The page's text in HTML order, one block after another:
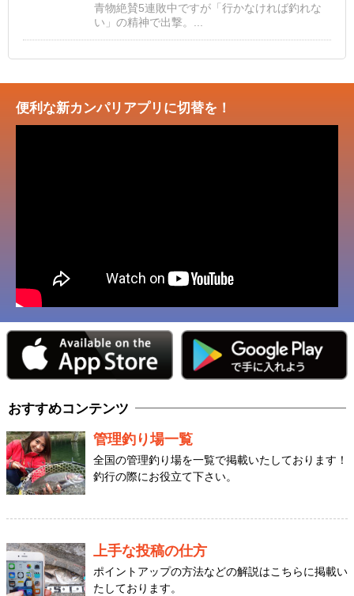
青物絶賛5連敗中ですが「行かなければ釣れな
い」の精神で出撃。...
便利な新カンパリアプリに切替を！
おすすめコンテンツ
管理釣り場一覧
全国の管理釣り場を一覧で掲載いたしております！
釣行の際にお役立て下さい。
上手な投稿の仕方
ポイントアップの方法などの解説はこちらに掲載い
たしております。